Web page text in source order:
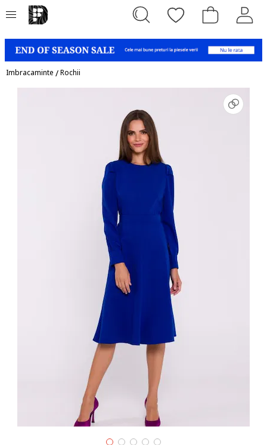
Imbracaminte /Rochii